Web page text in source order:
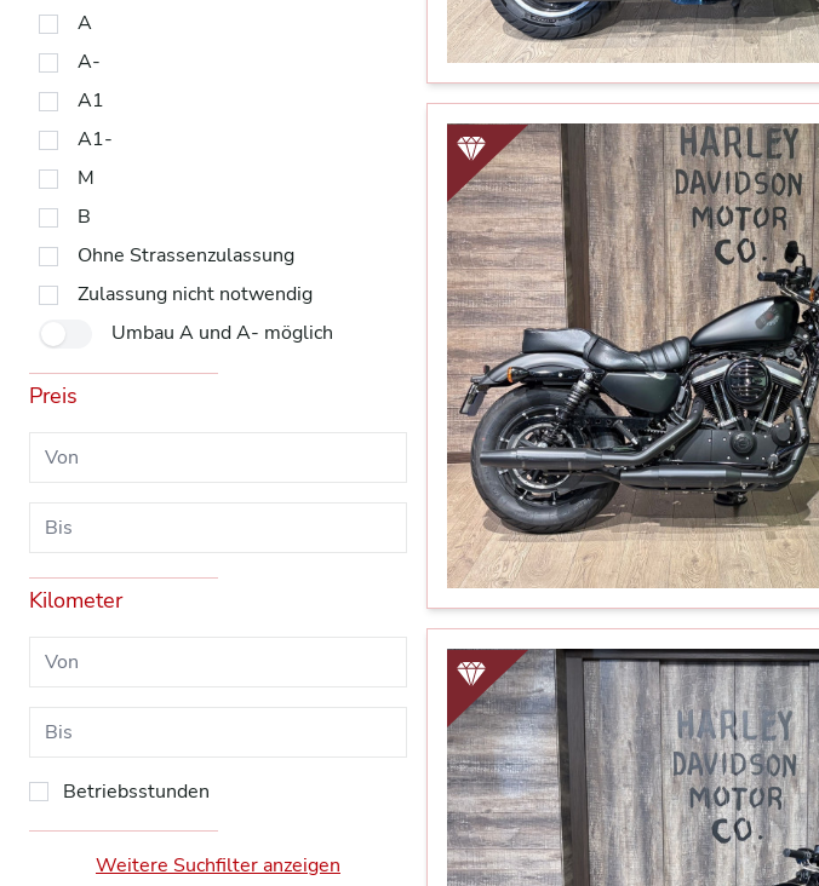
A
A-
A1
A1-
M
B
Ohne Strassenzulassung
Zulassung nicht notwendig
Umbau A und A- möglich
Preis
Kilometer
Betriebsstunden
Weitere Suchfilter anzeigen